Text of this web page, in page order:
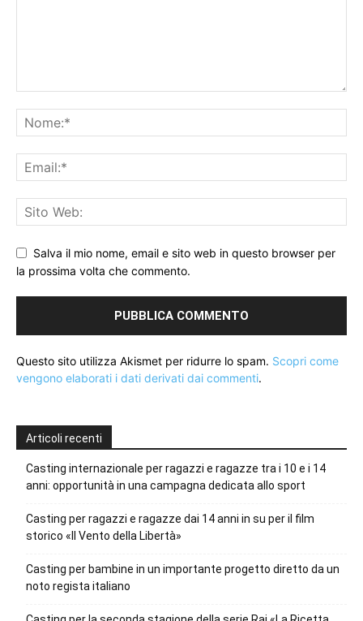
Salva il mio nome, email e sito web in questo browser per
la prossima volta che commento.
Questo sito utilizza Akismet per ridurre lo spam. Scopri come
vengono elaborati i dati derivati dai commenti.
Articoli recenti
Casting internazionale per ragazzi e ragazze tra i 10 e i 14
anni: opportunità in una campagna dedicata allo sport
Casting per ragazzi e ragazze dai 14 anni in su per il film
storico «Il Vento della Libertà»
Casting per bambine in un importante progetto diretto da un
noto regista italiano